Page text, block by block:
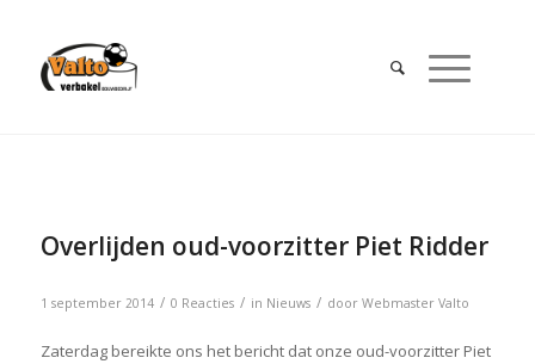
Overlijden oud-voorzitter Piet Ridder
1 september 2014 / 0 Reacties / in Nieuws / door Webmaster Valto
Zaterdag bereikte ons het bericht dat onze oud-voorzitter Piet